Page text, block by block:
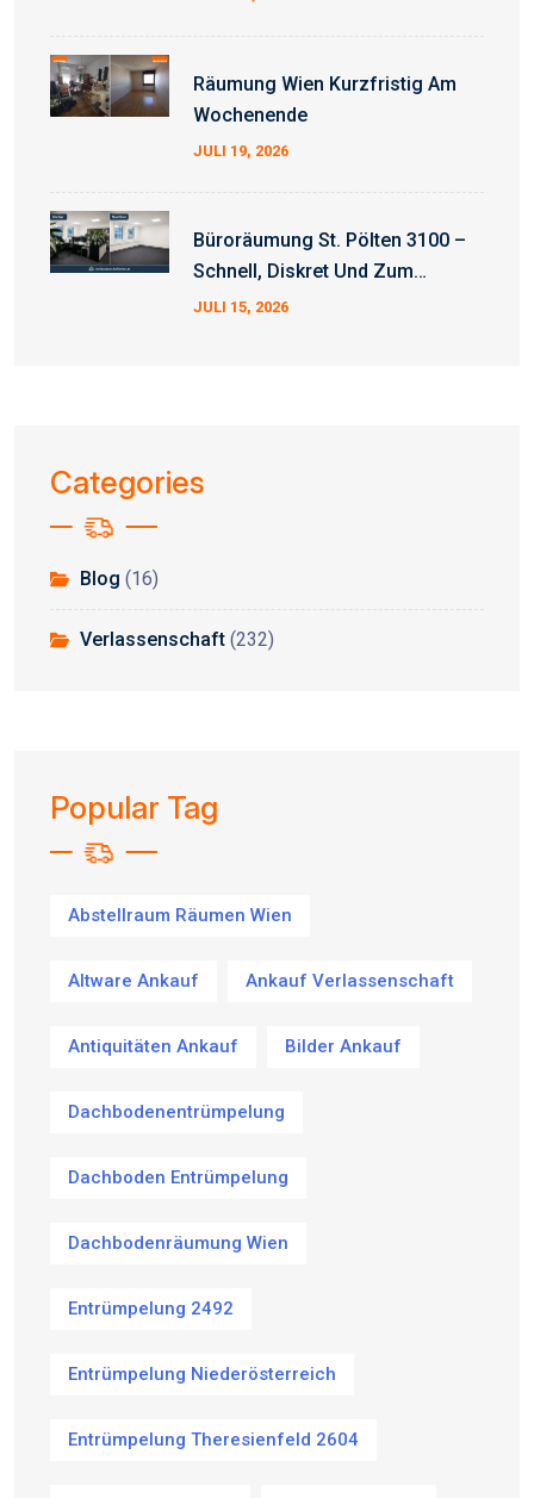
Räumung Wien Kurzfristig Am
Wochenende
JULI 19, 2026
Büroräumung St. Pölten 3100 –
Schnell, Diskret Und Zum
Fixpreis
JULI 15, 2026
Categories
Blog (16)
Verlassenschaft (232)
Popular Tag
Abstellraum Räumen Wien
Altware Ankauf Ankauf Verlassenschaft
Antiquitäten Ankauf Bilder Ankauf
Dachbodenentrümpelung
Dachboden Entrümpelung
Dachbodenräumung Wien
Entrümpelung 2492
Entrümpelung Niederösterreich
Entrümpelung Theresienfeld 2604